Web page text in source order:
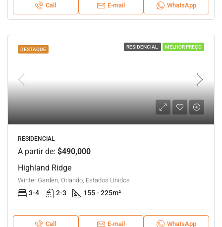
Call E-mail WhatsApp
DESTAQUE RESIDENCIAL MELHOR PREÇO
RESIDENCIAL
A partir de: $490,000
Highland Ridge
Winter Garden, Orlando, Estados Unidos
3-4 2-3 155 - 225m²
Call E-mail WhatsApp